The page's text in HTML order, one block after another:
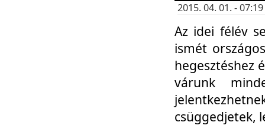
2015. 04. 01. -
Az idei félév
ismét
hegesztéshez
várunk
csüggedjetek,